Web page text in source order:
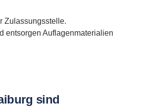
Zulassungsstelle.
entsorgen Auflagenmaterialien
sind